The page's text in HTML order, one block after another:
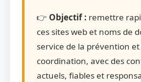
👉 Objectif : remettre
ces sites web et noms de
service de la prévention et
coordination, avec des
actuels, fiables et